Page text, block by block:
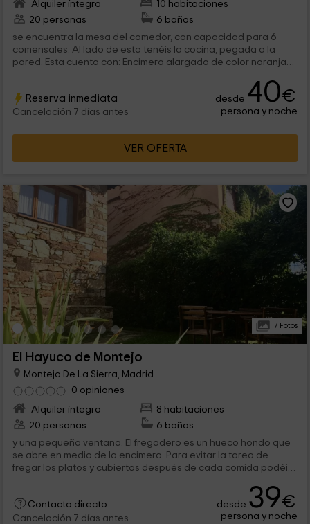
Alquiler íntegro
10 habitaciones
20 personas
6 baños
se encuentra la mesa del comedor, con capacidad para 6
comensales. Al lado de esta tenéis la cocina, pegada a la
pared. Esta cuenta con: Encimera alargada de color naranja
Reserva inmediata
Cancelación 7 días antes
desde 40€
persona y noche
VER OFERTA
17 Fotos
El Hayuco de Montejo
Montejo De La Sierra, Madrid
0 opiniones
Alquiler íntegro
8 habitaciones
20 personas
6 baños
y una pequeña ventana. El fregadero es un hueco hondo que
se abre en medio de la encimera. Para evitar la tarea de
fregar los platos y cubiertos después de cada comida podéis
Contacto directo
Cancelación 7 días antes
desde 39€
persona y noche